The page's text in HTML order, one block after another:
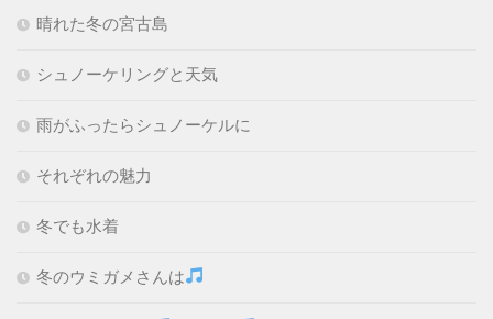
晴れた冬の宮古島
シュノーケリングと天気
雨がふったらシュノーケルに
それぞれの魅力
冬でも水着
冬のウミガメさんは